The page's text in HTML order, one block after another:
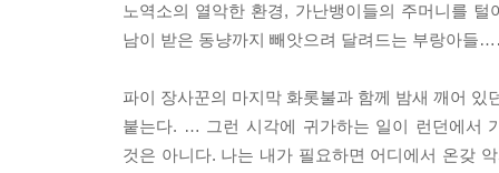
노역소의 열악한 환경, 가난뱅이들의 주머니를
남이 받은 동냥까지 빼앗으려 달려드는 부랑아들
파이 장사꾼의 마지막 화롯불과 함께 밤새 깨어
붙는다. … 그런 시각에 귀가하는 일이 런던에서
것은 아니다. 나는 내가 필요하면 어디에서 온갖